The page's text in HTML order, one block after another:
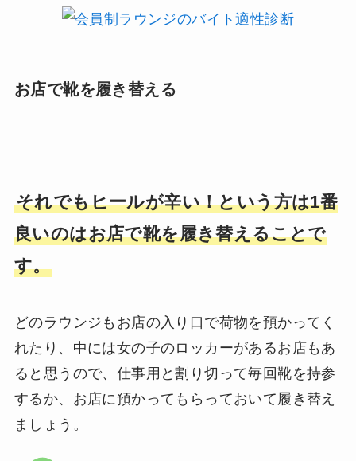
お店で靴を履き替える
それでもヒールが辛い！という方は1番
良いのはお店で靴を履き替えることで
す。
どのラウンジもお店の入り口で荷物を預かってく
れたり、中には女の子のロッカーがあるお店もあ
ると思うので、仕事用と割り切って毎回靴を持参
するか、お店に預かってもらっておいて履き替え
ましょう。